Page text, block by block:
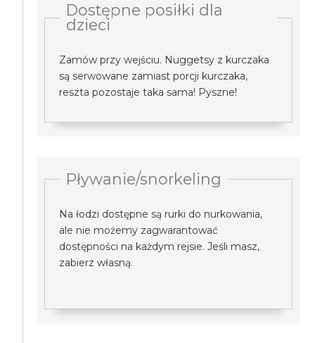
Dostępne posiłki dla
dzieci
Zamów przy wejściu. Nuggetsy z kurczaka
są serwowane zamiast porcji kurczaka,
reszta pozostaje taka sama! Pyszne!
Pływanie/snorkeling
Na łodzi dostępne są rurki do nurkowania,
ale nie możemy zagwarantować
dostępności na każdym rejsie. Jeśli masz,
zabierz własną.